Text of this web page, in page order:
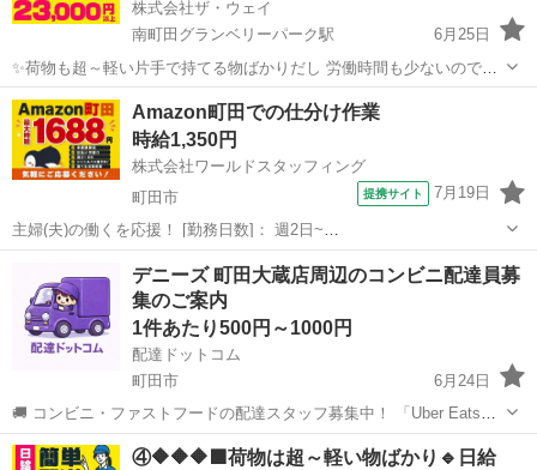
株式会社ザ・ウェイ
南町田グランベリーパーク駅
6月25日
✨荷物も超～軽い片手で持てる物ばかりだし 労働時間も少ないので女
子も沢山働いてます💗 ⭐️よくある大手宅配業者の様に1個配送する事に
いくら・・・といった完全歩合制の個配送ではありません。 ⭐️1日の配
送個数...
東京 町田市 南町田グランベリーパーク駅
ギグワーク
Amazon町田での仕分け作業
時給1,350円
株式会社ワールドスタッフィング
町田市
提携サイト 7月19日
主婦(夫)の働くを応援！ [勤務日数]： 週2日~
08:00~15:00/08:00~18:00/22:00~07:00/22:00~08:00 月/火/水/木/金/土/
日 などから選べます [勤務地・最寄駅]： 東京...
デニーズ 町田大蔵店周辺のコンビニ配達員募
集のご案内
1件あたり500円～1000円
配達ドットコム
町田市
6月24日
🚚 コンビニ・ファストフードの配達スタッフ募集中！ 「Uber Eats」
や「出前館」のように、配達専用アプリを使ってお仕事するスタイル
です。 オファー内容を見てから、受けるかどうかを自由に選べます！
東京 町田市 配送 ファストフード
④🔶🔶🔶🟩荷物は超～軽い物ばかり🔹日給